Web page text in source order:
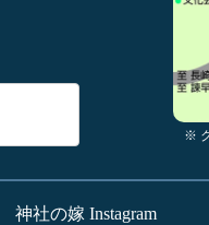
※
神社の嫁 Instagram